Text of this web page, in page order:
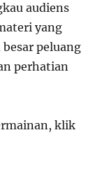
audiens
yang
peluang
perhatian
klik